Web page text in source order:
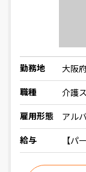
勤務地
大阪
職種
介護
雇用形態
アル
給与
【パ